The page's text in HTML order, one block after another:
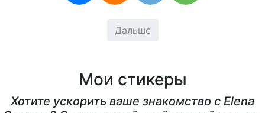
Дальше
Мои стикеры
Хотите ускорить ваше знакомство с Elena